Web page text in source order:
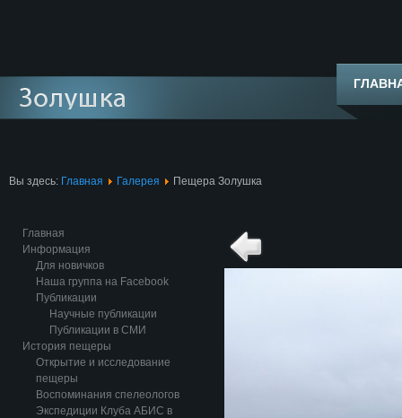
Вы здесь: Главная Галерея Пещера Золушка
Главная
Информация
Для новичков
Наша группа на Facebook
Публикации
Научные публикации
Публикации в СМИ
История пещеры
Открытие и исследование
пещеры
Воспоминания спелеологов
Экспедиции Клуба АБИС в